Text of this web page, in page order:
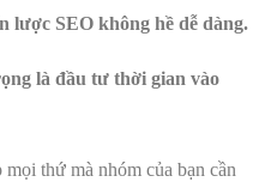
lược SEO không hề dễ dàng.
là đầu tư thời gian vào
thứ mà nhóm của bạn cần